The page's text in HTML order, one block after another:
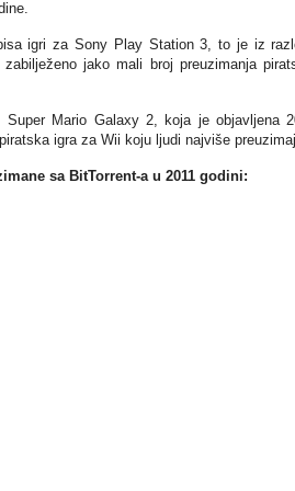
igri za Sony Play Station 3, to je iz
jako mali broj preuzimanja
Mario Galaxy 2, koja je objavljena
igra za Wii koju ljudi najviše
sa BitTorrent-a u 2011 godini: